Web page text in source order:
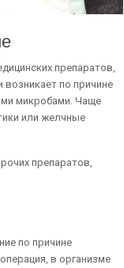
препаратов,
по причине
микробами. Чаще
или желчные
препаратов,
по причине
в организме